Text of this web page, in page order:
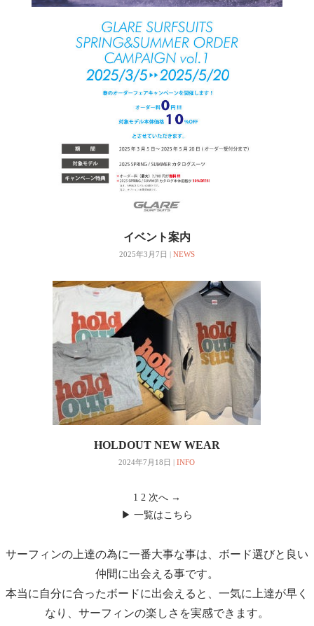
イベント案内
2025年3月7日 | NEWS
HOLDOUT NEW WEAR
2024年7月18日 | INFO
1 2 次へ →
▶ 一覧はこちら
サーフィンの上達の為に一番大事な事は、ボード選びと良い
仲間に出会える事です。
本当に自分に合ったボードに出会えると、一気に上達が早く
なり、サーフィンの楽しさを実感できます。